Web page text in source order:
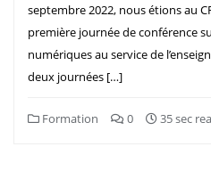
septembre 2022, nous étions au
première journée de conférence
numériques au service de
deux journées […]
Formation 0 35 sec